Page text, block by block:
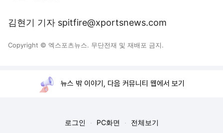
김현기 기자 spitfire@xportsnews.com
Copyright © 엑스포츠뉴스. 무단전재 및 재배포 금지.
뉴스 밖 이야기, 다음 커뮤니티 웹에서 보기
로그인 PC화면 전체보기